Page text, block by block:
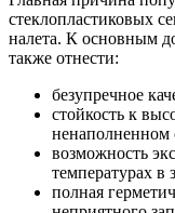
стеклопластиковых
налета. К основным
также отнести:
безупречное
стойкость к
ненаполненном
возможность
температурах в
полная